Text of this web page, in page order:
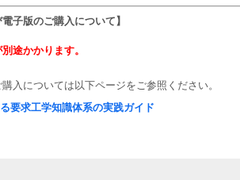
子版のご購入について】
途かかります。
入については以下ページをご参照ください。
要求工学知識体系の実践ガイド